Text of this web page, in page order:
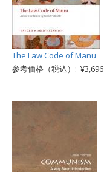
The Law Code of Manu
参考価格（税込）: ¥3,696